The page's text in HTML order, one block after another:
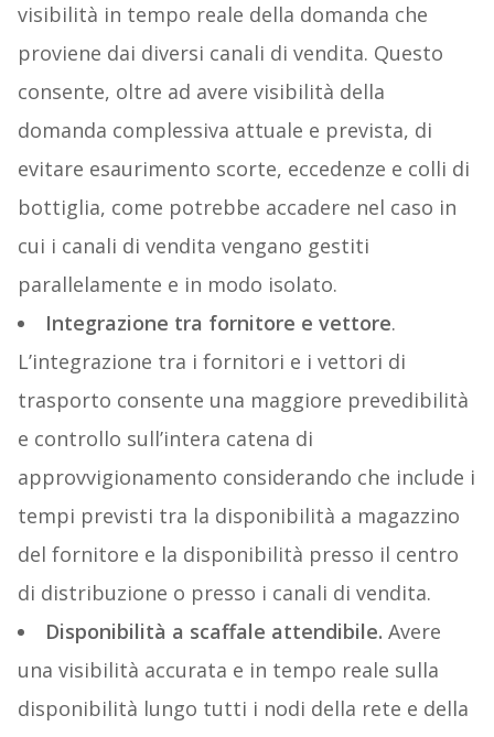
visibilità in tempo reale della domanda che
proviene dai diversi canali di vendita. Questo
consente, oltre ad avere visibilità della
domanda complessiva attuale e prevista, di
evitare esaurimento scorte, eccedenze e colli di
bottiglia, come potrebbe accadere nel caso in
cui i canali di vendita vengano gestiti
parallelamente e in modo isolato.
Integrazione tra fornitore e vettore.
L’integrazione tra i fornitori e i vettori di
trasporto consente una maggiore prevedibilità
e controllo sull’intera catena di
approvvigionamento considerando che include i
tempi previsti tra la disponibilità a magazzino
del fornitore e la disponibilità presso il centro
di distribuzione o presso i canali di vendita.
Disponibilità a scaffale attendibile. Avere
una visibilità accurata e in tempo reale sulla
disponibilità lungo tutti i nodi della rete e della